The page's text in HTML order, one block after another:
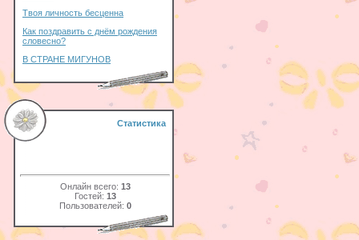
Твоя личность бесценна
Как поздравить с днём рождения
словесно?
В СТРАНЕ МИГУНОВ
Статистика
Онлайн всего: 13
Гостей: 13
Пользователей: 0